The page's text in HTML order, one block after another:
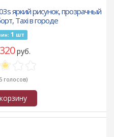
яркий рисунок, прозрачный
Taxi в городе
1 шт
320руб.
голосов)